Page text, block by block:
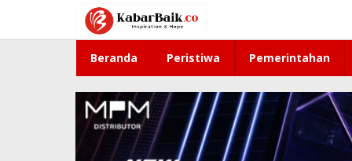
konten
Beranda Peristiwa Pemerintahan